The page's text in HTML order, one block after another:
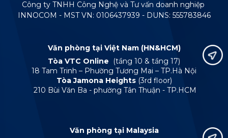
Công ty TNHH Công Nghệ và Tư vấn doanh nghiệp
INNOCOM - MST VN: 0106437939 - DUNS: 555783846
Văn phòng tại Việt Nam (HN&HCM)
Tòa VTC Online
(tầng 10 & tầng 17)
18 Tam Trinh – Phường Tương Mai – TP.Hà Nội
Tòa Jamona Heights (3rd floor)
210 Bùi Văn Ba - phường Tân Thuận - TP.HCM
Văn phòng tại Malaysia